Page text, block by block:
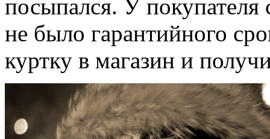
посыпался. У покупателя
не было гарантийного
куртку в магазин и